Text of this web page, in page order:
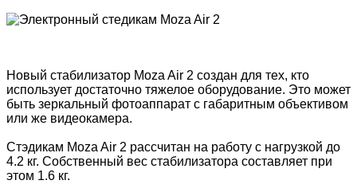
Новый стабилизатор Moza Air 2 создан для тех, кто
использует достаточно тяжелое оборудование. Это может
быть зеркальный фотоаппарат с габаритным объективом
или же видеокамера.
Стэдикам Moza Air 2 рассчитан на работу с нагрузкой до
4.2 кг. Собственный вес стабилизатора составляет при
этом 1.6 кг.